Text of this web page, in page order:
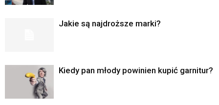
Jakie są najdroższe marki?
Kiedy pan młody powinien kupić garnitur?